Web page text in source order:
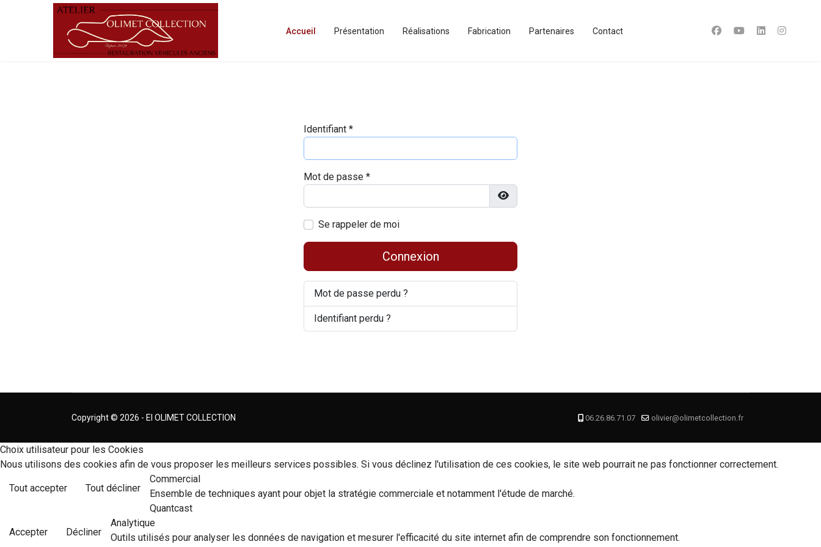
Accueil Présentation Réalisations Fabrication Partenaires Contact
Identifiant *
Mot de passe *
Afficher le mot de passe
Se rappeler de moi
Connexion
Mot de passe perdu ?
Identifiant perdu ?
Copyright © 2026 - EI OLIMET COLLECTION 06.26.86.71.07 olivier@olimetcollection.fr
Choix utilisateur pour les Cookies
Nous utilisons des cookies afin de vous proposer les meilleurs services possibles. Si vous déclinez l'utilisation de ces cookies, le site web pourrait ne pas fonctionner correctement.
Tout accepter Tout décliner
Commercial
Ensemble de techniques ayant pour objet la stratégie commerciale et notamment l'étude de marché.
Quantcast
Accepter Décliner
Analytique
Outils utilisés pour analyser les données de navigation et mesurer l'efficacité du site internet afin de comprendre son fonctionnement.